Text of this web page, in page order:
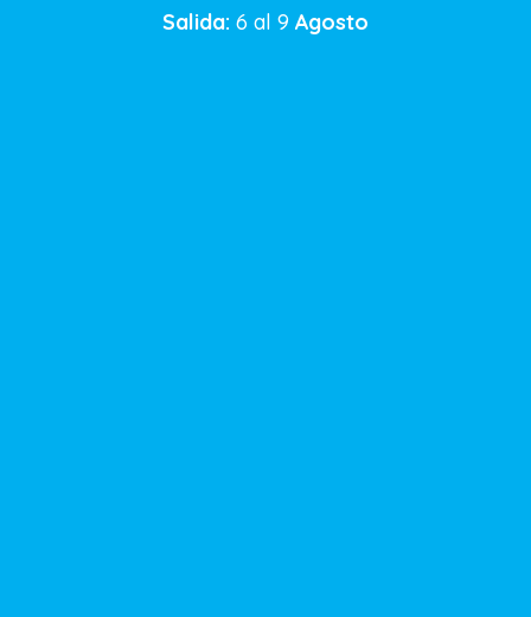
Salida: 6 al 9 Agosto